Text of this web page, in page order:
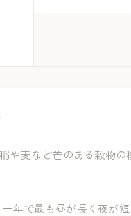
稲や麦など芒のある穀物の
一年で最も昼が長く夜が